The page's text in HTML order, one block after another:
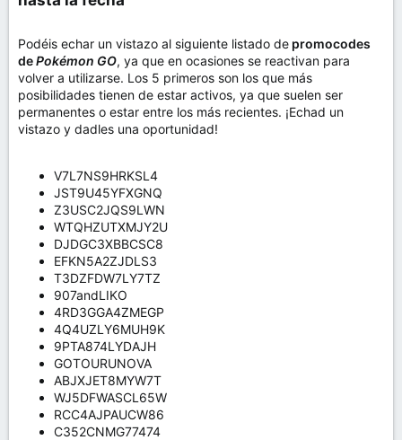
Podéis echar un vistazo al siguiente listado de promocodes
dePokémon GO, ya que en ocasiones se reactivan para
volver a utilizarse. Los 5 primeros son los que más
posibilidades tienen de estar activos, ya que suelen ser
permanentes o estar entre los más recientes. ¡Echad un
vistazo y dadles una oportunidad!
V7L7NS9HRKSL4
JST9U45YFXGNQ
Z3USC2JQS9LWN
WTQHZUTXMJY2U
DJDGC3XBBCSC8
EFKN5A2ZJDLS3
T3DZFDW7LY7TZ
907andLIKO
4RD3GGA4ZMEGP
4Q4UZLY6MUH9K
9PTA874LYDAJH
GOTOURUNOVA
ABJXJET8MYW7T
WJ5DFWASCL65W
RCC4AJPAUCW86
C352CNMG77474